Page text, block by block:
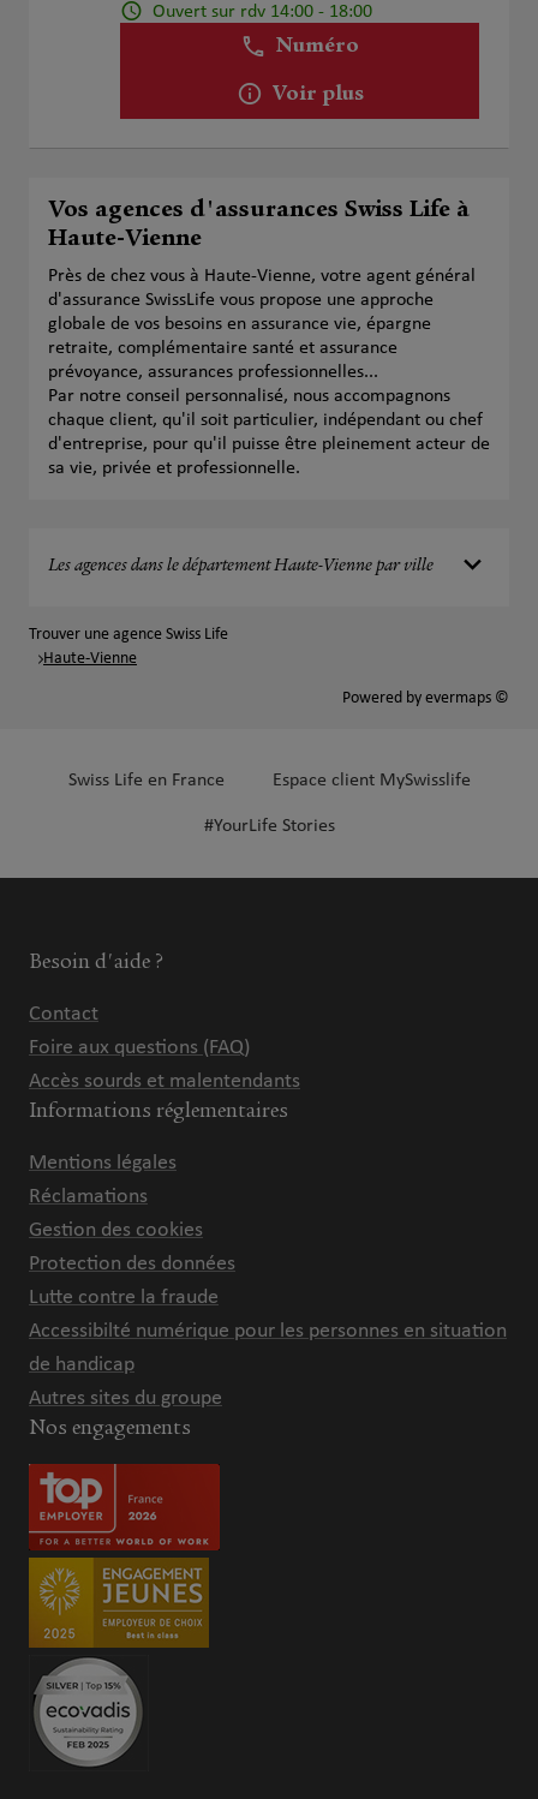
Ouvert sur rdv 14:00 - 18:00
Numéro
Voir plus
Vos agences d'assurances Swiss Life à
Haute-Vienne
Près de chez vous à Haute-Vienne, votre agent général
d'assurance SwissLife vous propose une approche
globale de vos besoins en assurance vie, épargne
retraite, complémentaire santé et assurance
prévoyance, assurances professionnelles...
Par notre conseil personnalisé, nous accompagnons
chaque client, qu'il soit particulier, indépendant ou chef
d'entreprise, pour qu'il puisse être pleinement acteur de
sa vie, privée et professionnelle.
Les agences dans le département Haute-Vienne par ville
Trouver une agence Swiss Life
Haute-Vienne
Powered by evermaps ©
Swiss Life en France Espace client MySwisslife
#YourLife Stories
Besoin d'aide ?
Contact
Foire aux questions (FAQ)
Accès sourds et malentendants
Informations réglementaires
Mentions légales
Réclamations
Gestion des cookies
Protection des données
Lutte contre la fraude
Accessibilté numérique pour les personnes en situation
de handicap
Autres sites du groupe
Nos engagements